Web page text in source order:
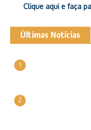
Clique aqui e faça
Últimas Notícias
1
2